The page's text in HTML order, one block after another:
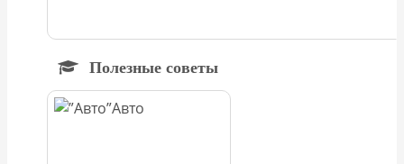
Полезные советы
Авто